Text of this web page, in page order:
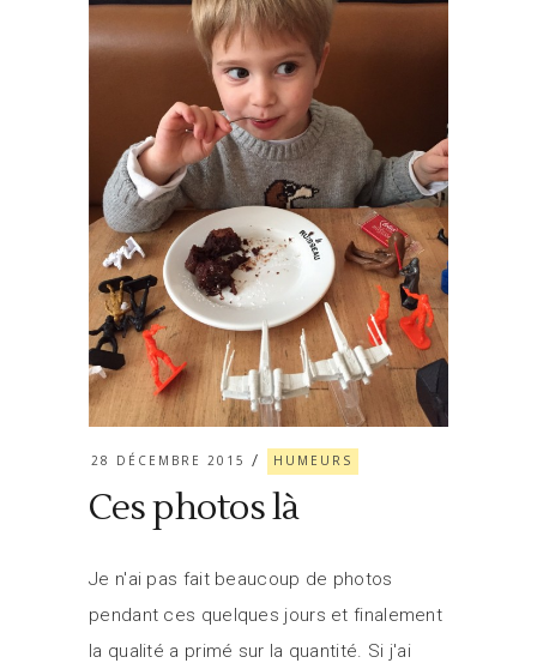
28 DÉCEMBRE 2015 HUMEURS
Ces photos là
Je n'ai pas fait beaucoup de photos
pendant ces quelques jours et finalement
la qualité a primé sur la quantité. Si j'ai